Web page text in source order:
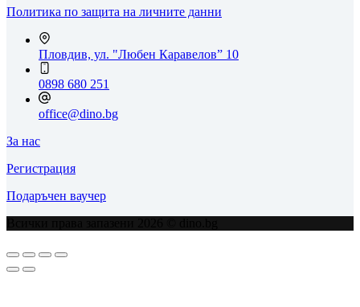
Политика по защита на личните данни
Пловдив, ул. "Любен Каравелов” 10
0898 680 251
office@dino.bg
За нас
Регистрация
Подаръчен ваучер